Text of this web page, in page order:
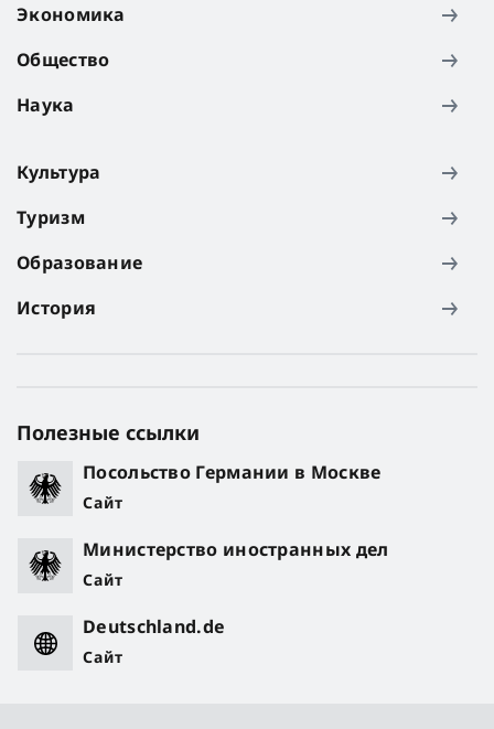
Экономика
Общество
Наука
Культура
Туризм
Образование
История
Полезные ссылки
Посольство Германии в Москве
Сайт
Министерство иностранных дел
Сайт
Deutschland.de
Сайт